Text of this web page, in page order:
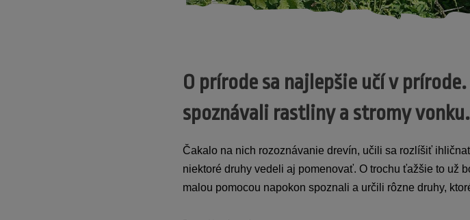
O prírode sa najlepšie učí v
spoznávali rastliny a stromy vonku.
Čakalo na nich rozoznávanie drevín, učili sa rozlíšiť
niektoré druhy vedeli aj pomenovať. O trochu ťažšie to už
malou pomocou napokon spoznali a určili rôzne druhy,